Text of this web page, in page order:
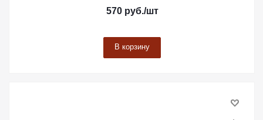
570руб./шт
В корзину